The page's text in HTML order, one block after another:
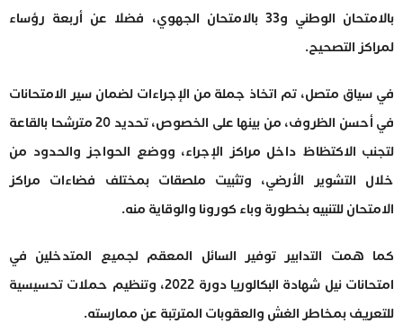
بالامتحان الوطني و33 بالامتحان الجهوي، فضلا عن أربعة رؤساء
لمراكز التصحيح.
في سياق متصل، تم اتخاذ جملة من الإجراءات لضمان سير الامتحانات
في أحسن الظروف، من بينها على الخصوص، تحديد 20 مترشحا بالقاعة
لتجنب الاكتظاظ داخل مراكز الإجراء، ووضع الحواجز والحدود من
خلال التشوير الأرضي، وتثبيت ملصقات بمختلف فضاءات مراكز
الامتحان للتنبيه بخطورة وباء كورونا والوقاية منه.
كما همت التدابير توفير السائل المعقم لجميع المتدخلين في
امتحانات نيل شهادة البكالوريا دورة 2022، وتنظيم حملات تحسيسية
للتعريف بمخاطر الغش والعقوبات المترتبة عن ممارسته.